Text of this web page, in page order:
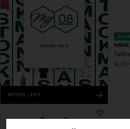
MOOD -20%
14,70